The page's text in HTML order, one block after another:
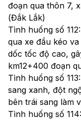
đoạn qua thôn 7,
(Đắk Lắk)
Tình huống số
qua xe đầu kéo
dốc tốc độ cao,
km12+400 đoạn
Tình huống số
sang xanh, đột
bên trái sang làm
Tình huống số